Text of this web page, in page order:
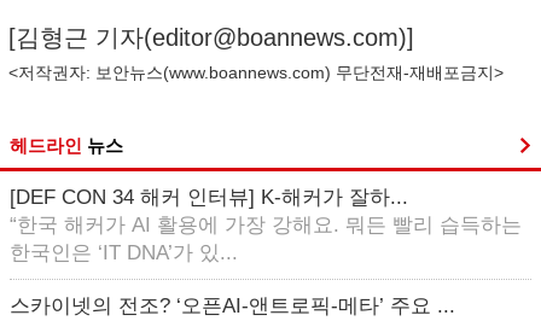
[김형근 기자(editor@boannews.com)]
<저작권자: 보안뉴스(www.boannews.com) 무단전재-재배포금지>
헤드라인 뉴스
[DEF CON 34 해커 인터뷰] K-해커가 잘하...
“한국 해커가 AI 활용에 가장 강해요. 뭐든 빨리 습득하는
한국인은 ‘IT DNA’가 있...
스카이넷의 전조? ‘오픈AI-앤트로픽-메타’ 주요 ...